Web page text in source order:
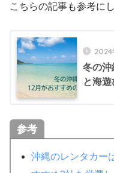
こちらの記事も参考に
冬の沖
と海
参考
沖縄のレンタカー